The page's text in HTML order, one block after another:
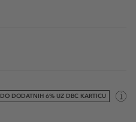
DO DODATNIH 6% UZ DBC KARTICU